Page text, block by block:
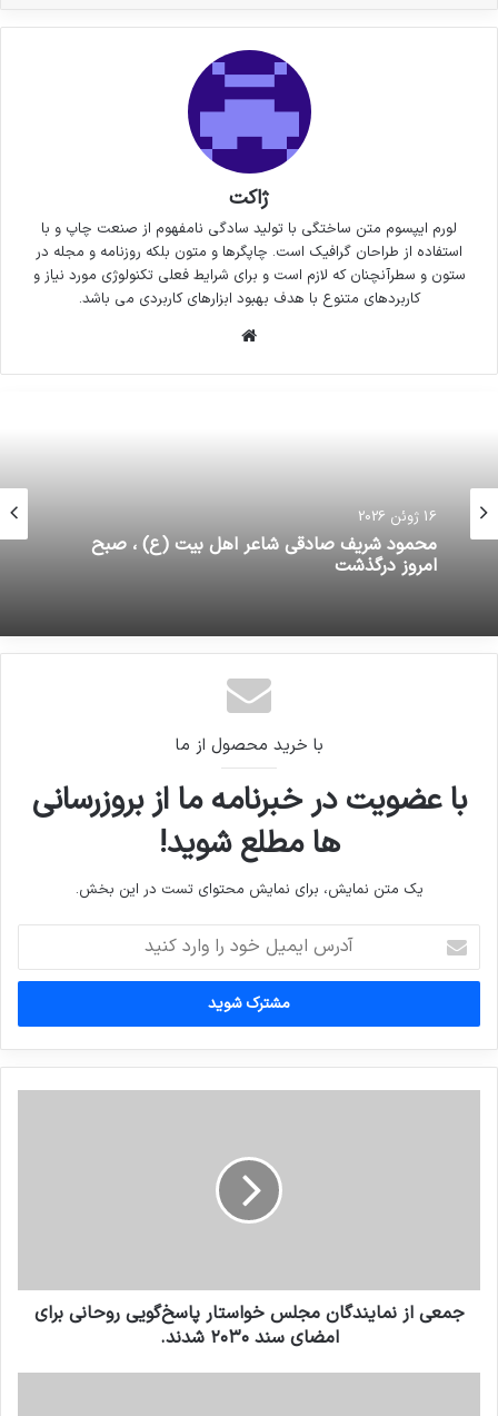
ژاکت
لورم ایپسوم متن ساختگی با تولید سادگی نامفهوم از صنعت چاپ و با
استفاده از طراحان گرافیک است. چاپگرها و متون بلکه روزنامه و مجله در
ستون و سطرآنچنان که لازم است و برای شرایط فعلی تکنولوژی مورد نیاز و
کاربردهای متنوع با هدف بهبود ابزارهای کاربردی می باشد.
16 ژوئن 2026
محمود شریف صادقی شاعر اهل بیت (ع) ، صبح
امروز درگذشت
با خرید محصول از ما
با عضویت در خبرنامه ما از بروزرسانی
ها مطلع شوید!
یک متن نمایش، برای نمایش محتوای تست در این بخش.
ایمیل
خود
وارد
کنید
جمعی از نمایندگان مجلس خواستار پاسخ‌گویی روحانی برای
امضای سند ۲۰۳۰ شدند.